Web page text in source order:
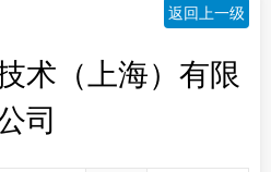
返回上一级
术（上海）有限
司